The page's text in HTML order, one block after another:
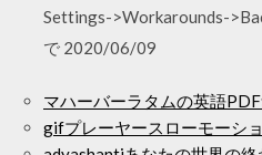
Settings->Workarounds-
で 2020/06/09
マハーバーラタムの英語
gifプレーヤースローモーシ